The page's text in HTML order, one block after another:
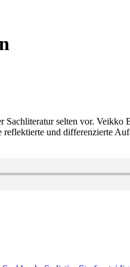
selten vor.
und differenzierte